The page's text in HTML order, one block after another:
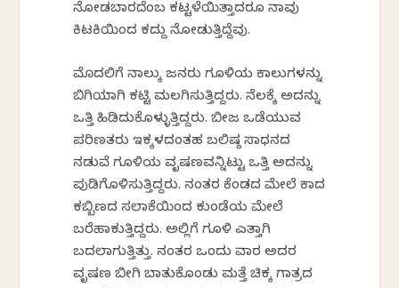
ನೋಡಬಾರದೆಂಬ ಕಟ್ಟಳೆಯಿತ್ತಾದರೂ ನಾವು
ಕಿಟಕಿಯಿಂದ ಕದ್ದು ನೋಡುತ್ತಿದ್ದೆವು.
ಮೊದಲಿಗೆ ನಾಲ್ಕು ಜನರು ಗೂಳಿಯ ಕಾಲುಗಳನ್ನು
ಬಿಗಿಯಾಗಿ ಕಟ್ಟಿ ಮಲಗಿಸುತ್ತಿದ್ದರು. ನೆಲಕ್ಕೆ ಅದನ್ನು
ಒತ್ತಿ ಹಿಡಿದುಕೊಳ್ಳುತ್ತಿದ್ದರು. ಬೀಜ ಒಡೆಯುವ
ಪರಿಣತರು ಇಕ್ಕಳದಂತಹ ಬಲಿಷ್ಠ ಸಾಧನದ
ನಡುವೆ ಗೂಳಿಯ ವೃಷಣವನ್ನಿಟ್ಟು ಒತ್ತಿ ಅದನ್ನು
ಪುಡಿಗೊಳಿಸುತ್ತಿದ್ದರು. ನಂತರ ಕೆಂಡದ ಮೇಲೆ ಕಾದ
ಕಬ್ಬಿಣದ ಸಲಾಕೆಯಿಂದ ಕುಂಡೆಯ ಮೇಲೆ
ಬರೆಹಾಕುತ್ತಿದ್ದರು. ಅಲ್ಲಿಗೆ ಗೂಳಿ ಎತ್ತಾಗಿ
ಬದಲಾಗುತ್ತಿತ್ತು. ನಂತರ ಒಂದು ವಾರ ಅದರ
ವೃಷಣ ಬೀಗಿ ಬಾತುಕೊಂಡು ಮತ್ತೆ ಚಿಕ್ಕ ಗಾತ್ರದ